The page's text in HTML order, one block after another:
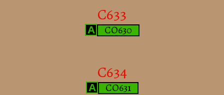
C633
A CO630
C634
A CO631